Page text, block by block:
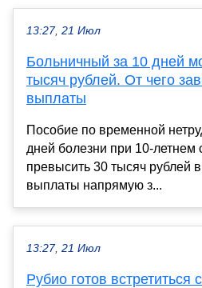
13:27, 21 Июл
Больничный за 10 дней
тысяч рублей. От чего
выплаты
Пособие по временной
дней болезни при 10-летнем
превысить 30 тысяч рублей
выплаты напрямую з...
13:27, 21 Июл
Рубио готов